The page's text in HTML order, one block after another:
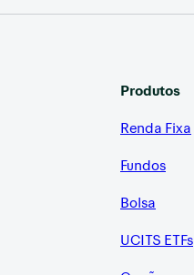
Produtos
Renda Fixa
Fundos
Bolsa
UCITS ETFs